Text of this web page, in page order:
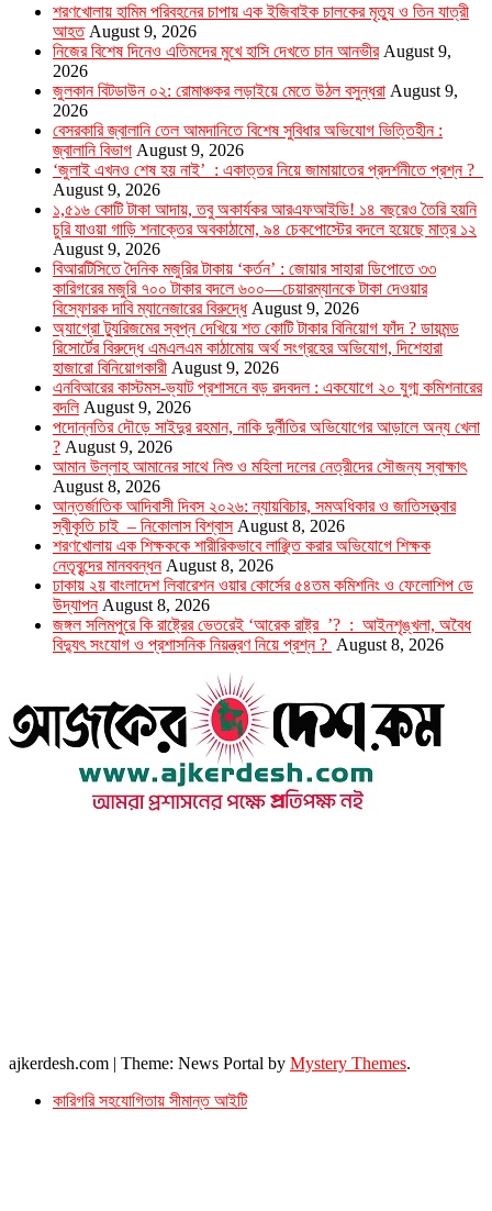
শরণখোলায় হামিম পরিবহনের চাপায় এক ইজিবাইক চালকের মৃত্যু ও তিন যাত্রী
আহত August 9, 2026
নিজের বিশেষ দিনেও এতিমদের মুখে হাসি দেখতে চান আনভীর August 9,
2026
জুলকান বিটডাউন ০২: রোমাঞ্চকর লড়াইয়ে মেতে উঠল বসুন্ধরা August 9,
2026
বেসরকারি জ্বালানি তেল আমদানিতে বিশেষ সুবিধার অভিযোগ ভিত্তিহীন :
জ্বালানি বিভাগ August 9, 2026
‘জুলাই এখনও শেষ হয় নাই’ : একাত্তর নিয়ে জামায়াতের প্রদর্শনীতে প্রশ্ন ?
August 9, 2026
১,৫১৬ কোটি টাকা আদায়, তবু অকার্যকর আরএফআইডি! ১৪ বছরেও তৈরি হয়নি
চুরি যাওয়া গাড়ি শনাক্তের অবকাঠামো, ৯৪ চেকপোস্টের বদলে হয়েছে মাত্র ১২
August 9, 2026
বিআরটিসিতে দৈনিক মজুরির টাকায় ‘কর্তন’ : জোয়ার সাহারা ডিপোতে ৩৩
কারিগরের মজুরি ৭০০ টাকার বদলে ৬০০—চেয়ারম্যানকে টাকা দেওয়ার
বিস্ফোরক দাবি ম্যানেজারের বিরুদ্ধে August 9, 2026
অ্যাগ্রো ট্যুরিজমের স্বপ্ন দেখিয়ে শত কোটি টাকার বিনিয়োগ ফাঁদ ? ডায়মন্ড
রিসোর্টের বিরুদ্ধে এমএলএম কাঠামোয় অর্থ সংগ্রহের অভিযোগ, দিশেহারা
হাজারো বিনিয়োগকারী August 9, 2026
এনবিআরের কাস্টমস-ভ্যাট প্রশাসনে বড় রদবদল : একযোগে ২০ যুগ্ম কমিশনারের
বদলি August 9, 2026
পদোন্নতির দৌড়ে সাইদুর রহমান, নাকি দুর্নীতির অভিযোগের আড়ালে অন্য খেলা
? August 9, 2026
আমান উল্লাহ আমানের সাথে নিশু ও মহিলা দলের নেত্রীদের সৌজন্য স্বাক্ষাৎ
August 8, 2026
আন্তর্জাতিক আদিবাসী দিবস ২০২৬: ন্যায়বিচার, সমঅধিকার ও জাতিসত্ত্বার
স্বীকৃতি চাই – নিকোলাস বিশ্বাস August 8, 2026
শরণখোলায় এক শিক্ষককে শারীরিকভাবে লাঞ্ছিত করার অভিযোগে শিক্ষক
নেতৃবৃন্দের মানববন্ধন August 8, 2026
ঢাকায় ২য় বাংলাদেশ লিবারেশন ওয়ার কোর্সের ৫৪তম কমিশনিং ও ফেলোশিপ ডে
উদ্‌যাপন August 8, 2026
জঙ্গল সলিমপুরে কি রাষ্ট্রের ভেতরেই ‘আরেক রাষ্ট্র ’? : আইনশৃঙ্খলা, অবৈধ
বিদ্যুৎ সংযোগ ও প্রশাসনিক নিয়ন্ত্রণ নিয়ে প্রশ্ন ? August 8, 2026
ajkerdesh.com | Theme: News Portal by Mystery Themes.
কারিগরি সহযোগিতায় সীমান্ত আইটি